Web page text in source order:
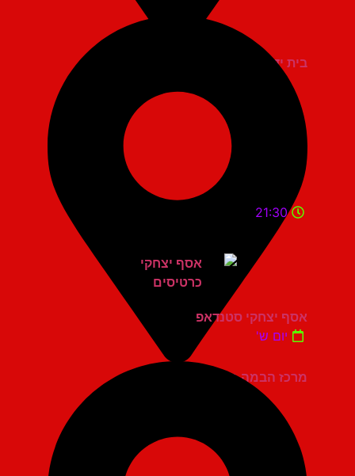
בית יד לבנים אשדוד
מרכז הבמה גני תקווה
21:30
אסף יצחקי סטנדאפ
יום ש'